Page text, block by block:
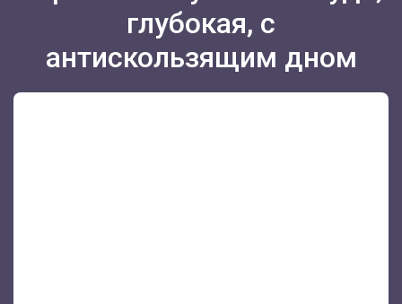
глубокая, с
антискользящим дном